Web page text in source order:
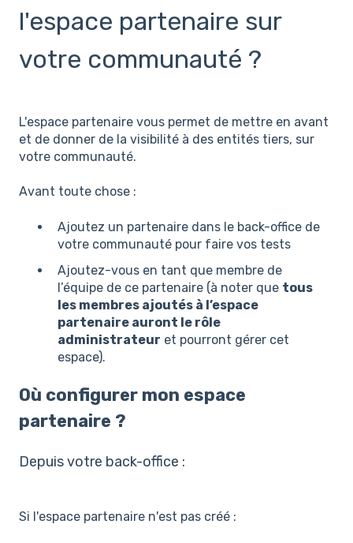
l'espace partenaire sur
votre communauté ?
L'espace partenaire vous permet de mettre en avant
et de donner de la visibilité à des entités tiers, sur
votre communauté.
Avant toute chose :
Ajoutez un partenaire dans le back-office de
votre communauté pour faire vos tests
Ajoutez-vous en tant que membre de
l’équipe de ce partenaire (à noter que tous
les membres ajoutés à l’espace
partenaire auront le rôle
administrateur et pourront gérer cet
espace).
Où configurer mon espace
partenaire ?
Depuis votre back-office :
Si l'espace partenaire n'est pas créé :